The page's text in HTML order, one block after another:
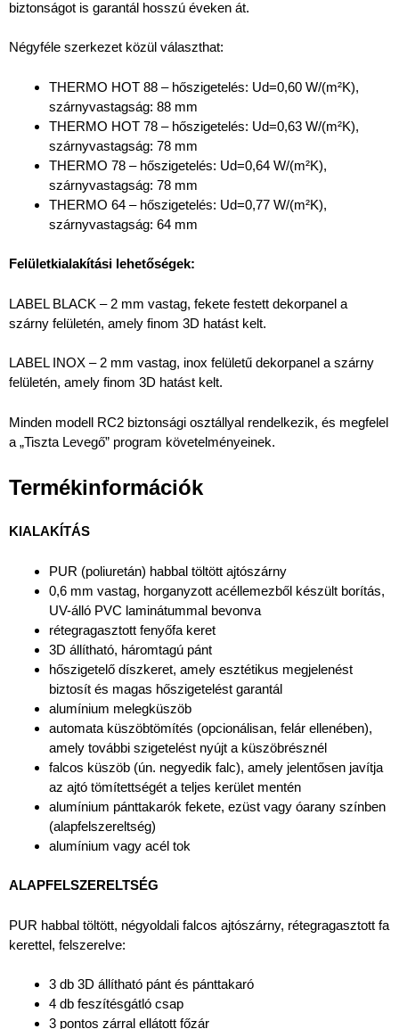
biztonságot is garantál hosszú éveken át.
Négyféle szerkezet közül választhat:
THERMO HOT 88 – hőszigetelés: Ud=0,60 W/(m²K),
szárnyvastagság: 88 mm
THERMO HOT 78 – hőszigetelés: Ud=0,63 W/(m²K),
szárnyvastagság: 78 mm
THERMO 78 – hőszigetelés: Ud=0,64 W/(m²K),
szárnyvastagság: 78 mm
THERMO 64 – hőszigetelés: Ud=0,77 W/(m²K),
szárnyvastagság: 64 mm
Felületkialakítási lehetőségek:
LABEL BLACK – 2 mm vastag, fekete festett dekorpanel a
szárny felületén, amely finom 3D hatást kelt.
LABEL INOX – 2 mm vastag, inox felületű dekorpanel a szárny
felületén, amely finom 3D hatást kelt.
Minden modell RC2 biztonsági osztállyal rendelkezik, és megfelel
a „Tiszta Levegő” program követelményeinek.
Termékinformációk
KIALAKÍTÁS
PUR (poliuretán) habbal töltött ajtószárny
0,6 mm vastag, horganyzott acéllemezből készült borítás,
UV-álló PVC laminátummal bevonva
rétegragasztott fenyőfa keret
3D állítható, háromtagú pánt
hőszigetelő díszkeret, amely esztétikus megjelenést
biztosít és magas hőszigetelést garantál
alumínium melegküszöb
automata küszöbtömítés (opcionálisan, felár ellenében),
amely további szigetelést nyújt a küszöbrésznél
falcos küszöb (ún. negyedik falc), amely jelentősen javítja
az ajtó tömítettségét a teljes kerület mentén
alumínium pánttakarók fekete, ezüst vagy óarany színben
(alapfelszereltség)
alumínium vagy acél tok
ALAPFELSZERELTSÉG
PUR habbal töltött, négyoldali falcos ajtószárny, rétegragasztott fa
kerettel, felszerelve:
3 db 3D állítható pánt és pánttakaró
4 db feszítésgátló csap
3 pontos zárral ellátott főzár